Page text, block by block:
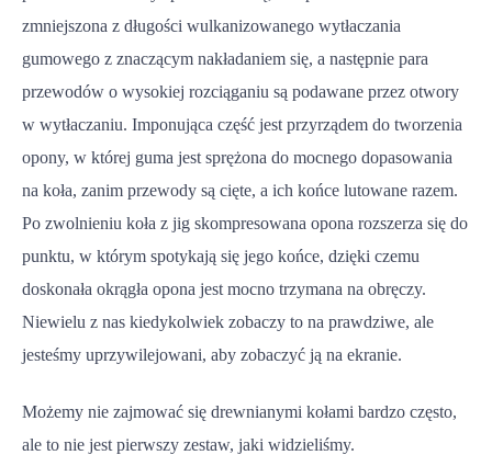
zmniejszona z długości wulkanizowanego wytłaczania
gumowego z znaczącym nakładaniem się, a następnie para
przewodów o wysokiej rozciąganiu są podawane przez otwory
w wytłaczaniu. Imponująca część jest przyrządem do tworzenia
opony, w której guma jest sprężona do mocnego dopasowania
na koła, zanim przewody są cięte, a ich końce lutowane razem.
Po zwolnieniu koła z jig skompresowana opona rozszerza się do
punktu, w którym spotykają się jego końce, dzięki czemu
doskonała okrągła opona jest mocno trzymana na obręczy.
Niewielu z nas kiedykolwiek zobaczy to na prawdziwe, ale
jesteśmy uprzywilejowani, aby zobaczyć ją na ekranie.
Możemy nie zajmować się drewnianymi kołami bardzo często,
ale to nie jest pierwszy zestaw, jaki widzieliśmy.